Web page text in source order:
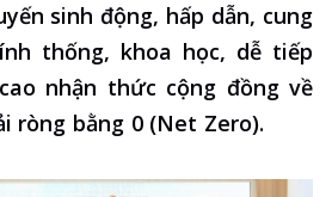
sinh động, hấp dẫn, cung
thống, khoa học, dễ tiếp
nhận thức cộng đồng về
ròng bằng 0 (Net Zero).